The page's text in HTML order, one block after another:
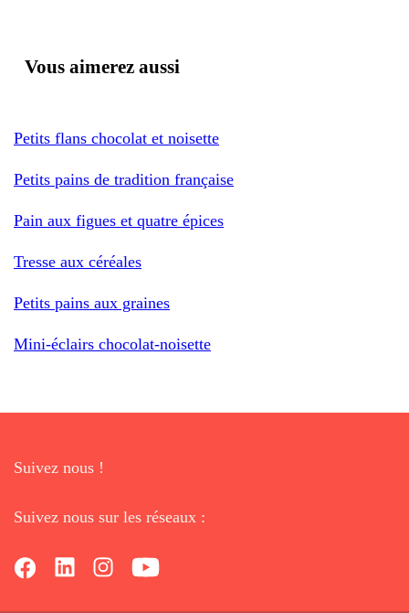
Vous aimerez aussi
Petits flans chocolat et noisette
Petits pains de tradition française
Pain aux figues et quatre épices
Tresse aux céréales
Petits pains aux graines
Mini-éclairs chocolat-noisette
Suivez nous !
Suivez nous sur les réseaux :